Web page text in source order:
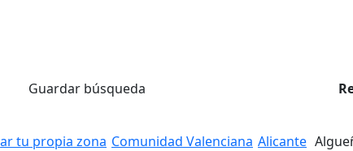
Guardar búsqueda
tu propia zona Comunidad Valenciana Alicante